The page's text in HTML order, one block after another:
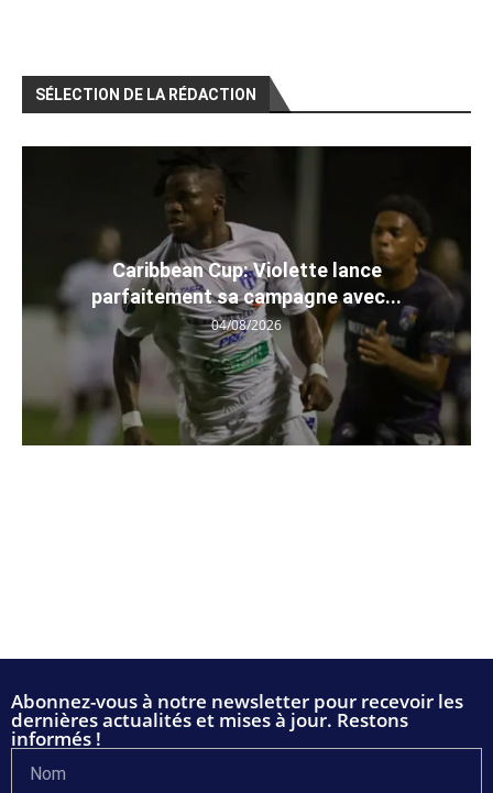
SÉLECTION DE LA RÉDACTION
Caribbean Cup: Violette lance
parfaitement sa campagne avec...
04/08/2026
Abonnez-vous à notre newsletter pour recevoir les
dernières actualités et mises à jour. Restons
informés !